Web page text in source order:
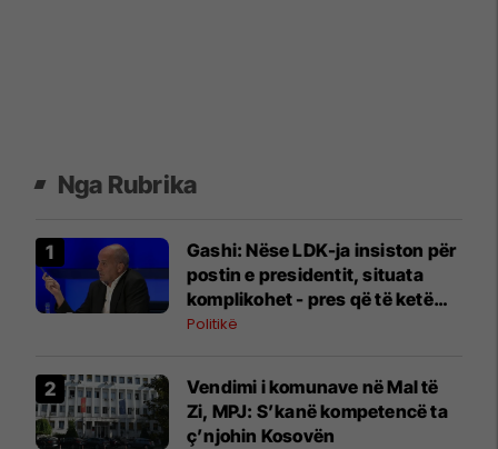
Nga Rubrika
Gashi: Nëse LDK-ja insiston për
postin e presidentit, situata
komplikohet - pres që të ketë
lëshim
Politikë
Vendimi i komunave në Mal të
Zi, MPJ: S’kanë kompetencë ta
ç’njohin Kosovën